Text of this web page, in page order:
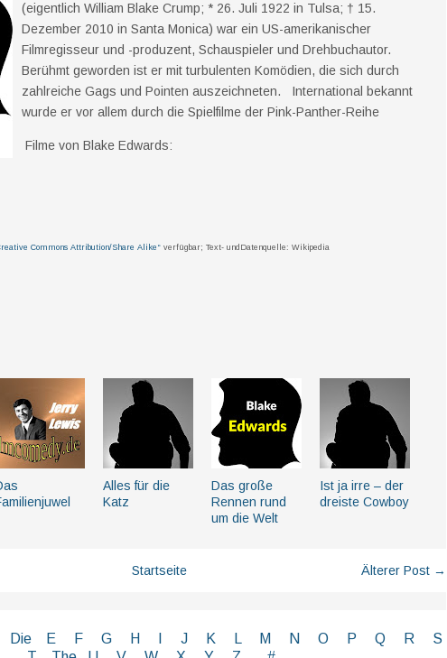
(eigentlich William Blake Crump; * 26. Juli 1922 in Tulsa; † 15.
Dezember 2010 in Santa Monica) war ein US-amerikanischer
Filmregisseur und -produzent, Schauspieler und Drehbuchautor.
Berühmt geworden ist er mit turbulenten Komödien, die sich durch
zahlreiche Gags und Pointen auszeichneten. International bekannt
wurde er vor allem durch die Spielfilme der Pink-Panther-Reihe
Filme von Blake Edwards:
Commons Attribution/Share Alike“ verfügbar; Text- undDatenquelle: Wikipedia
Alles für die
Katz
Das große
Rennen rund
um die Welt
Ist ja irre – der
dreiste Cowboy
Älterer Post →
Startseite
Die E F G H I J K M N O P Q R
S